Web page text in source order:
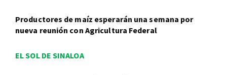
Productores de maíz esperarán una semana por
nueva reunión con Agricultura Federal
EL SOL DE SINALOA